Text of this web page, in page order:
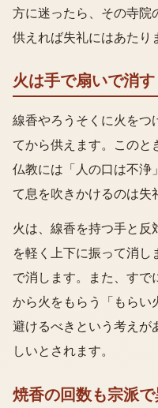
方に迷ったら、その寺院
供えれば失礼にはあたり
火は手で扇いで消す
線香やろうそくに火をつ
てから供えます。このと
仏教には「人の口は不浄
て息を吹きかけるのは失
火は、線香を持つ手と反
を軽く上下に振って消し
で消します。また、すで
から火をもらう「もらい
避けるべきという考えが
しいとされます。
焼香の回数も宗派